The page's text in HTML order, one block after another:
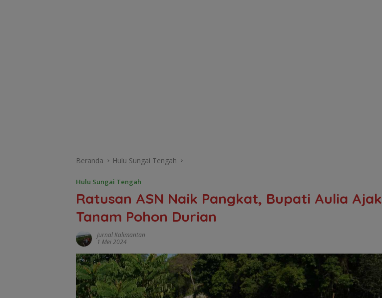
Beranda Hulu Sungai Tengah
Hulu Sungai Tengah
Ratusan ASN Naik Pangkat, Bupati Aulia Ajak
Tanam Pohon Durian
Jurnal Kalimantan
1 Mei 2024